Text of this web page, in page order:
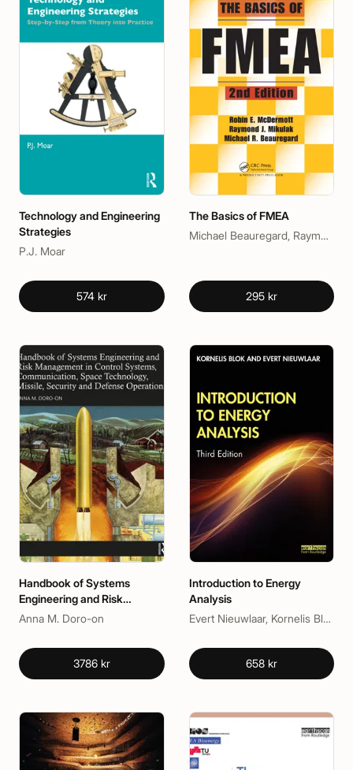
Technology and Engineering
Strategies
P.J. Moar
574 kr
The Basics of FMEA
Michael Beauregard, Raymond J. Mikulak, Robin McDermott
295 kr
Handbook of Systems
Engineering and Risk
Management in Control
Space Technology, Missile,
Security and Defense
Operations
Anna M. Doro-on
3786 kr
Introduction to Energy
Analysis
Evert Nieuwlaar, Kornelis Blok
658 kr